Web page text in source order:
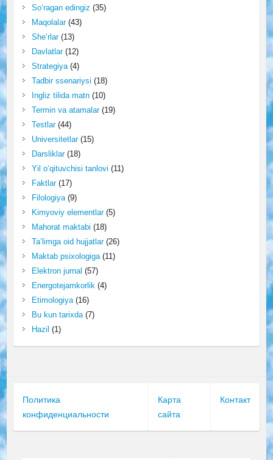
So‘ragan edingiz (35)
Maqolalar(43)
She’rlar(13)
Davlatlar(12)
Strategiya(4)
Tadbir ssenariysi (18)
Ingliz tilida matn(10)
Termin va atamalar(19)
Testlar(44)
Universitetlar(15)
Darsliklar(18)
Yil o‘qituvchisi tanlovi (11)
Faktlar(17)
Filologiya(9)
Kimyoviy elementlar(5)
Mahorat maktabi (18)
Ta’limga oid hujjatlar(26)
Maktab psixologiga(11)
Elektron jurnal (57)
Energotejamkorlik(4)
Etimologiya(16)
Bu kun tarixda(7)
Hazil (1)
Политика
конфиденциальности
Карта
сайта
Контакт